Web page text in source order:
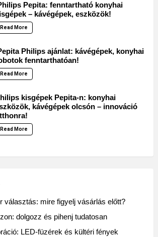
Pepita: fenntartható konyhai
– kávégépek, eszközök!
Read More
Philips ajánlat: kávégépek, konyhai
fenntarthatóan!
Read More
kisgépek Pepita-n: konyhai
kávégépek olcsón – innováció
Read More
választás: mire figyelj vásárlás előtt?
dolgozz és pihenj tudatosan
LED-füzérek és kültéri fények